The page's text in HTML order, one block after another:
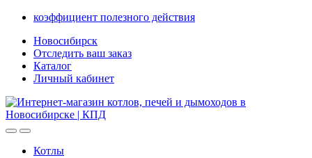
Skip
navigation
Skip
content
коэффициент полезного действия
Новосибирск
Отследить ваш заказ
Каталог
Личный кабинет
OpenClose
Котлы